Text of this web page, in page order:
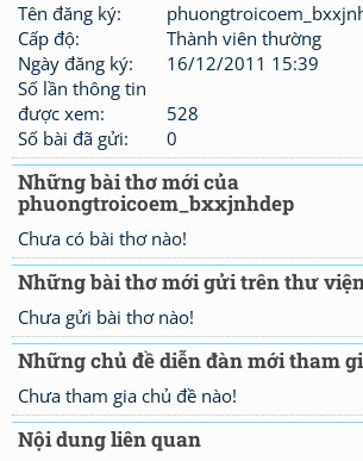
Tên đăng ký:
Cấp độ:
Thành viên thường
Ngày đăng ký:
16/12/2011 15:39
Số lần thông tin
được xem:
528
Số bài đã gửi:
0
Những bài thơ mới của
phuongtroicoem_bxxjnhdep
Chưa có bài thơ nào!
Những bài thơ mới gửi trên thư
Chưa gửi bài thơ nào!
Những chủ đề diễn đàn mới tham
Chưa tham gia chủ đề nào!
Nội dung liên quan